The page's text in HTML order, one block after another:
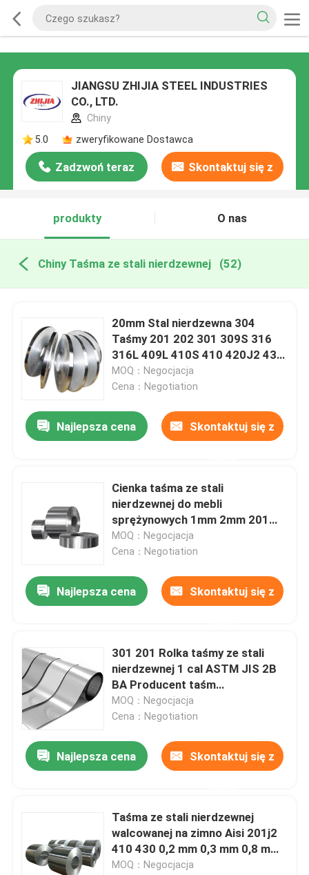
JIANGSU ZHIJIA STEEL INDUSTRIES
CO., LTD.
Chiny
5.0
zweryfikowane Dostawca
Zadzwoń teraz Skontaktuj się z
produkty
O nas
Chiny Taśma ze stali nierdzewnej (52)
20mm Stal nierdzewna 304
Taśmy 201 202 301 309S 316
316L 409L 410S 410 420J2 430
440
MOQ：Negocjacja
Cena：Negotiation
Najlepsza cena Skontaktuj się z
Cienka taśma ze stali
nierdzewnej do mebli
sprężynowych 1mm 2mm 201
304 304L 316 410 430
MOQ：Negocjacja
Cena：Negotiation
Najlepsza cena Skontaktuj się z
301 201 Rolka taśmy ze stali
nierdzewnej 1 cal ASTM JIS 2B
BA Producent taśm
powierzchniowych Ss
MOQ：Negocjacja
Cena：Negotiation
Najlepsza cena Skontaktuj się z
Taśma ze stali nierdzewnej
walcowanej na zimno Aisi 201j2
410 430 0,2 mm 0,3 mm 0,8 mm
1 mm
MOQ：Negocjacja